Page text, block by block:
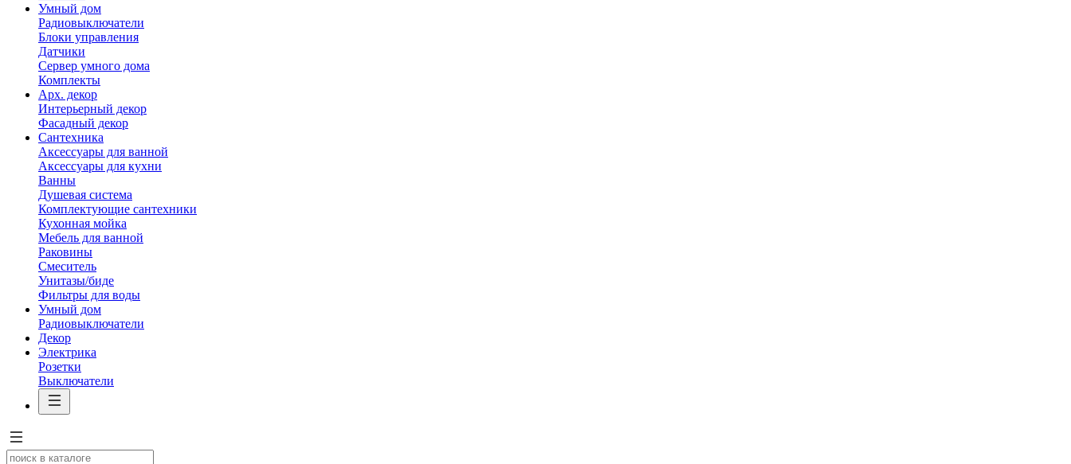
Умный дом
Радиовыключатели
Блоки управления
Датчики
Сервер умного дома
Комплекты
Арх. декор
Интерьерный декор
Фасадный декор
Сантехника
Аксессуары для ванной
Аксессуары для кухни
Ванны
Душевая система
Комплектующие сантехники
Кухонная мойка
Мебель для ванной
Раковины
Смеситель
Унитазы/биде
Фильтры для воды
Умный дом
Радиовыключатели
Декор
Электрика
Розетки
Выключатели